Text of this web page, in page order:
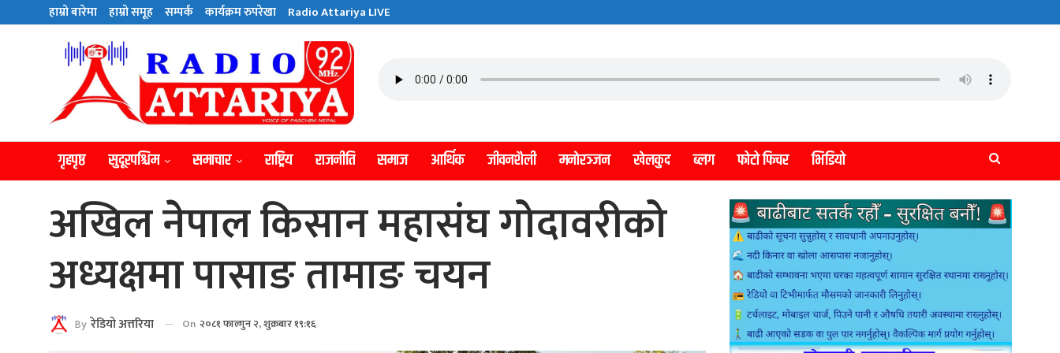
हाम्राे बारेमा हाम्राे समूह सम्पर्क कार्यक्रम रुपरेखा Radio Attariya LIVE
गृहपृष्ठ सुदूरपश्चिम समाचार राष्ट्रिय राजनीति समाज आर्थिक जीवनशैली मनाेरञ्जन खेलकुद ब्लग फोटो फिचर भिडियो
अखिल नेपाल किसान महासंघ गोदावरीको
अध्यक्षमा पासाङ तामाङ चयन
By रेडियाे अत्तरिया On २०८१ फाल्गुन २, शुक्रबार १९:१६